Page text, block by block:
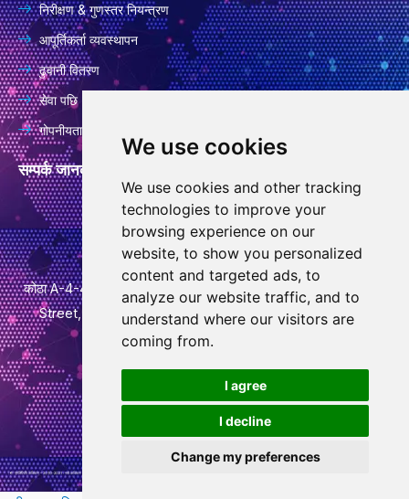
We use cookies
We use cookies and other tracking
technologies to improve your
browsing experience on our
website, to show you personalized
content and targeted ads, to
analyze our website traffic, and to
understand where our visitors are
coming from.
I agree
I decline
Change my preferences
ट्स
ए
निरीक्षण & गुणस्तर नियन्त्रण
आपूर्तिकर्ता व्यवस्थापन
ढुवानी वितरण
सेवा पछि
गोपनीयता नीति
सम्पर्क जानकारी
info@goodcansourcing.com
कोठा A-4-420, चौथो तला, भवन 1, नम्बर 778, जिनफान स्ट्रिट, Qiubin
Street, Wucheng जिल्ला, Jinhua City, Zhejiang Province
+८६ १३७३२४३८७०६
© प्रतिलिपि अधिकार – 2010-2021 : सबै अधिकार सुरक्षित।